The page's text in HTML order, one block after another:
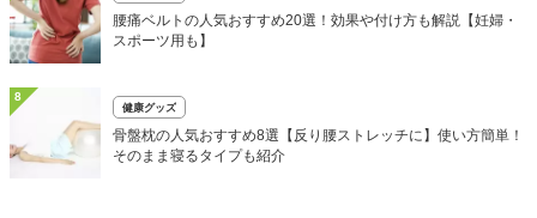
腰痛ベルトの人気おすすめ20選！効果や付け方も解説【妊婦・
スポーツ用も】
8
健康グッズ
骨盤枕の人気おすすめ8選【反り腰ストレッチに】使い方簡単！
そのまま寝るタイプも紹介